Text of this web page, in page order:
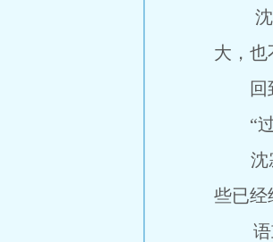
沈寂
大，也
回到
“过
沈寂
些已经
语鸢